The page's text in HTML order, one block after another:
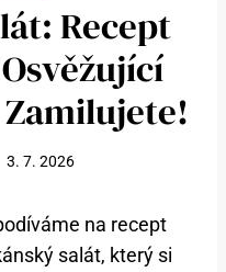
Recept
3. 7. 2026
na recept
salát, který si